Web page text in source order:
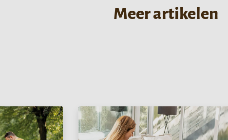
Meer artikelen